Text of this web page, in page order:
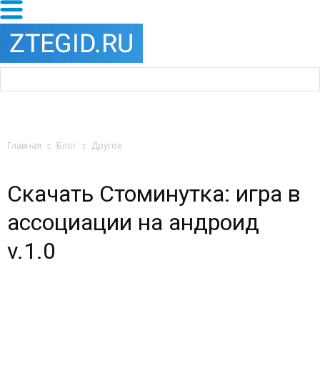
Главная Блог Другое
Скачать Стоминутка: игра в
ассоциации на андроид
v.1.0